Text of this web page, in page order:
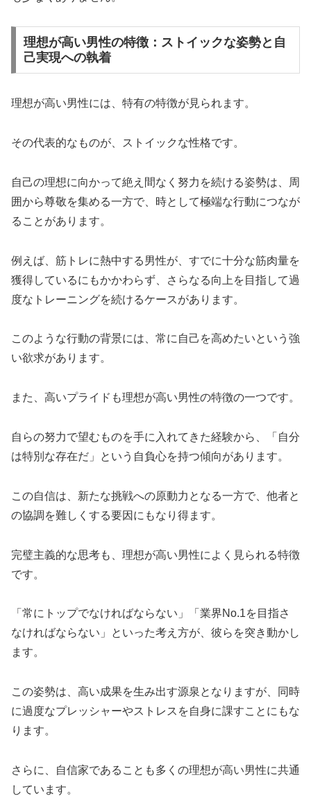
理想が高い男性の特徴：ストイックな姿勢と自
己実現への執着
理想が高い男性には、特有の特徴が見られます。
その代表的なものが、ストイックな性格です。
自己の理想に向かって絶え間なく努力を続ける姿勢は、周
囲から尊敬を集める一方で、時として極端な行動につなが
ることがあります。
例えば、筋トレに熱中する男性が、すでに十分な筋肉量を
獲得しているにもかかわらず、さらなる向上を目指して過
度なトレーニングを続けるケースがあります。
このような行動の背景には、常に自己を高めたいという強
い欲求があります。
また、高いプライドも理想が高い男性の特徴の一つです。
自らの努力で望むものを手に入れてきた経験から、「自分
は特別な存在だ」という自負心を持つ傾向があります。
この自信は、新たな挑戦への原動力となる一方で、他者と
の協調を難しくする要因にもなり得ます。
完璧主義的な思考も、理想が高い男性によく見られる特徴
です。
「常にトップでなければならない」「業界No.1を目指さ
なければならない」といった考え方が、彼らを突き動かし
ます。
この姿勢は、高い成果を生み出す源泉となりますが、同時
に過度なプレッシャーやストレスを自身に課すことにもな
ります。
さらに、自信家であることも多くの理想が高い男性に共通
しています。